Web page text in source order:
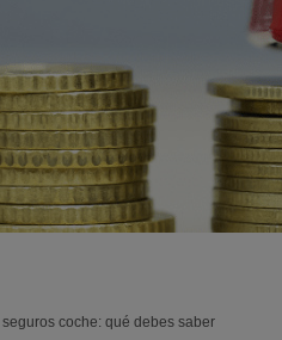
coche: qué debes saber